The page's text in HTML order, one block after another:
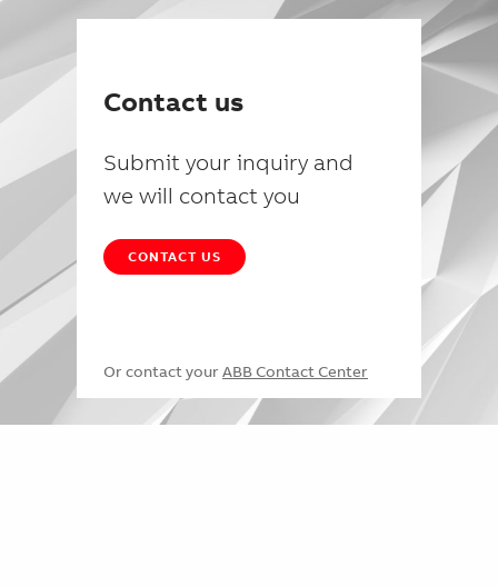
Contact us
Submit your inquiry and
we will contact you
CONTACT US
Or contact your ABB Contact Center